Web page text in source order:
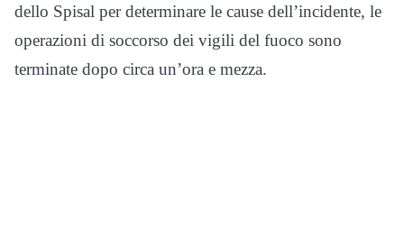
dello Spisal per determinare le cause dell’incidente, le
operazioni di soccorso dei vigili del fuoco sono
terminate dopo circa un’ora e mezza.